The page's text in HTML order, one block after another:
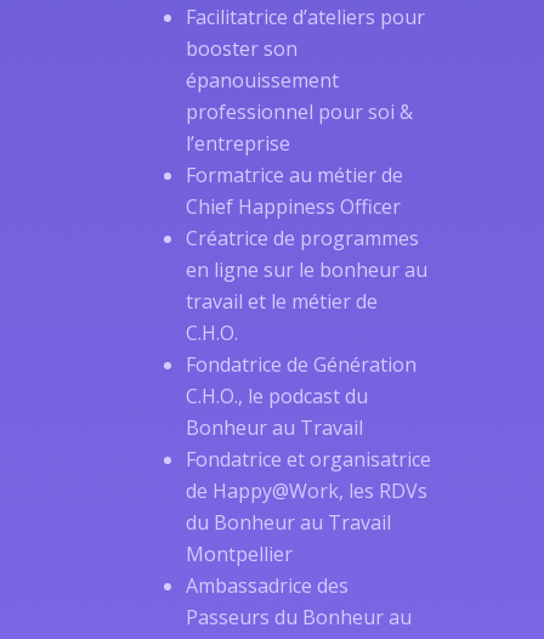
Facilitatrice d’ateliers pour
booster son
épanouissement
professionnel pour soi &
l’entreprise
Formatrice au métier de
Chief Happiness Officer
Créatrice de programmes
en ligne sur le bonheur au
travail et le métier de
C.H.O.
Fondatrice de Génération
C.H.O., le podcast du
Bonheur au Travail
Fondatrice et organisatrice
de Happy@Work, les RDVs
du Bonheur au Travail
Montpellier
Ambassadrice des
Passeurs du Bonheur au